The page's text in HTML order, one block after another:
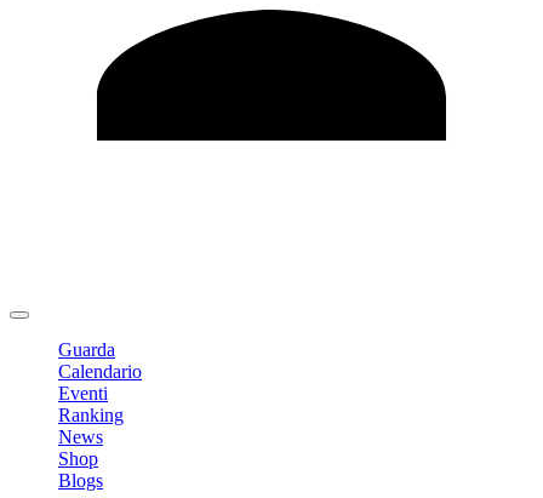
Guarda
Calendario
Eventi
Ranking
News
Shop
Blogs